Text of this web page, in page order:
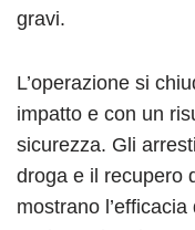
gravi.
L’operazione si
impatto e con un
sicurezza. Gli
droga e il recupero
mostrano